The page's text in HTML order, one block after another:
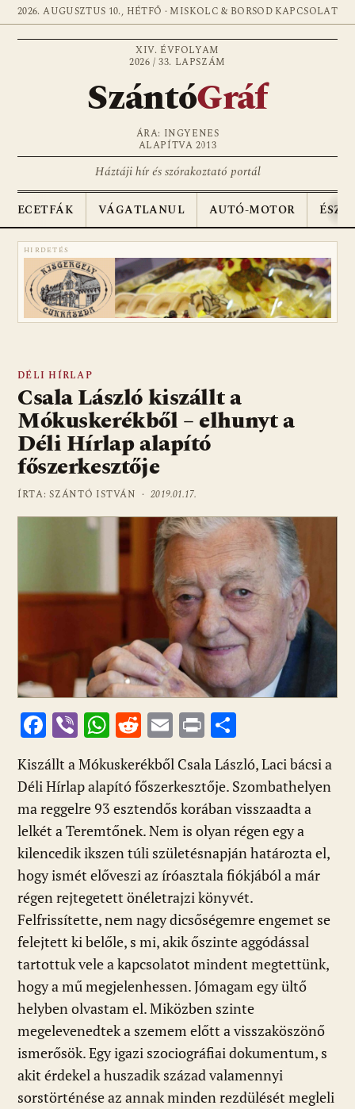
2026. AUGUSZTUS 10., HÉTFŐ · MISKOLC & BORSOD KAPCSOLAT
XIV. ÉVFOLYAM
2026 / 33. LAPSZÁM
SzántóGráf
ÁRA: INGYENES
ALAPÍTVA 2013
Háztáji hír és szórakoztató portál
ECETFÁK VÁGATLANUL AUTÓ-MOTOR
HIRDETÉS
DÉLI HÍRLAP
Csala László kiszállt a
Mókuskerékből – elhunyt a
Déli Hírlap alapító
főszerkesztője
ÍRTA: SZÁNTÓ ISTVÁN ·2019.01.17.
F
ac
e
b
o
o
k
Vi
b
er
W
h
at
s
A
p
p
R
e
d
di
t
E
m
ai
l
Pr
in
t
ss
za
m
e
g
Kiszállt a Mókuskerékből Csala László, Laci bácsi a
Déli Hírlap alapító főszerkesztője. Szombathelyen
ma reggelre 93 esztendős korában visszaadta a
lelkét a Teremtőnek. Nem is olyan régen egy a
kilencedik ikszen túli születésnapján határozta el,
hogy ismét előveszi az íróasztala fiókjából a már
régen rejtegetett önéletrajzi könyvét.
Felfrissítette, nem nagy dicsőségemre engemet se
felejtett ki belőle, s mi, akik őszinte aggódással
tartottuk vele a kapcsolatot mindent megtettünk,
hogy a mű megjelenhessen. Jómagam egy ültő
helyben olvastam el. Miközben szinte
megelevenedtek a szemem előtt a visszaköszönő
ismerősök. Egy igazi szociográfiai dokumentum, s
akit érdekel a huszadik század valamennyi
sorstörténése az annak minden rezdülését megleli